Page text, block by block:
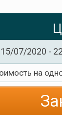
07/2020 -
на